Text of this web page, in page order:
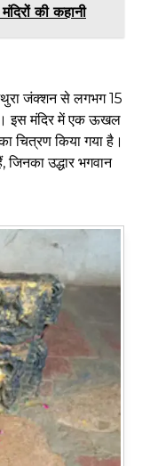
की कहानी
जंक्शन से लगभग 15
इस मंदिर में एक ऊखल
चित्रण किया गया है।
जिनका उद्धार भगवान